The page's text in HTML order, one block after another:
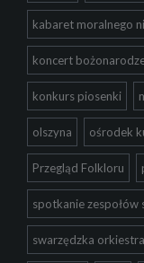
kabaret moralnego
koncert
konkurs piosenki
olszyna ośrodek
Przegląd Folkloru
spotkanie zespołów
swarzędzka